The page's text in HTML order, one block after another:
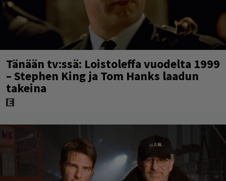
Tänään tv:ssä: Loistoleffa vuodelta 1999
– Stephen King ja Tom Hanks laadun
takeina